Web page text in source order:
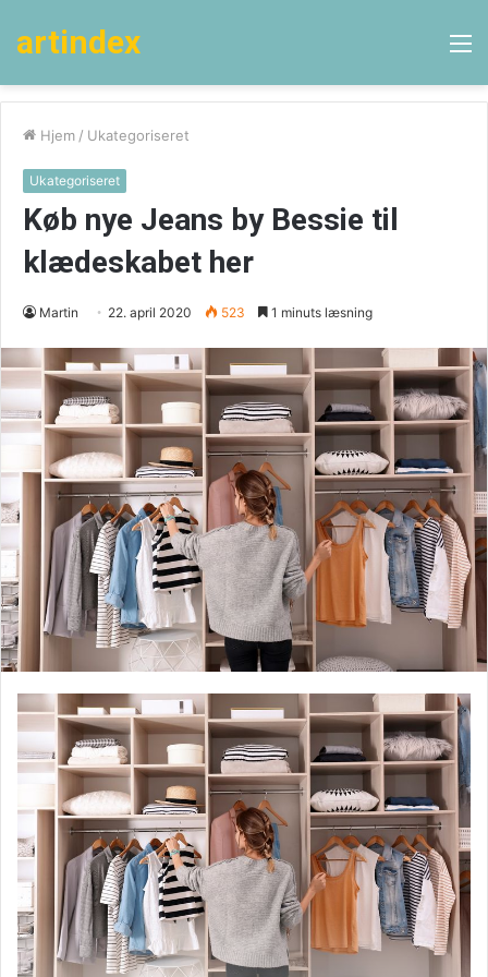
artindex
Hjem / Ukategoriseret
Ukategoriseret
Køb nye Jeans by Bessie til
klædeskabet her
Martin 22. april 2020 523 1 minuts læsning